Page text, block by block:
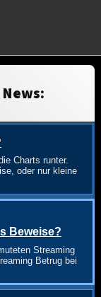
Charts runter.
oder nur kleine
Beweise?
Streaming
Betrug bei